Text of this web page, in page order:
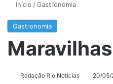
Início /Gastronomia
Gastronomia
Redação Rio Notícias 20/05/